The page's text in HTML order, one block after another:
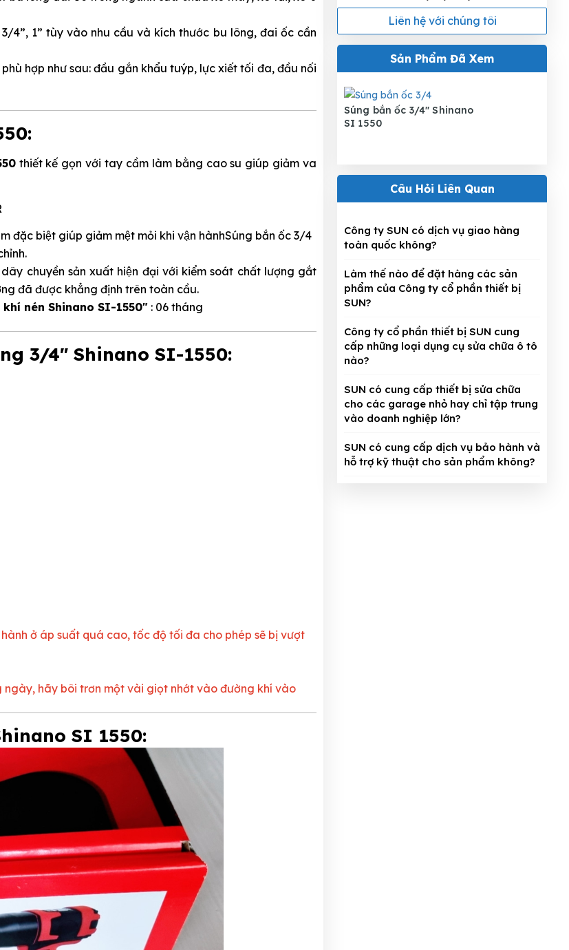
4”, 1” tùy vào nhu cầu và kích thước bu lông, đai ốc cần
hợp như sau: đầu gắn khẩu tuýp, lực xiết tối đa, đầu nối
thiết kế gọn với tay cầm làm bằng cao su giúp giảm va
đặc biệt giúp giảm mệt mỏi khi vận hànhSúng bắn ốc 3/4
chuyền sản xuất hiện đại với kiểm soát chất lượng gắt
đã được khẳng định trên toàn cầu.
nén Shinano SI-1550" : 06 tháng
3/4" Shinano SI-1550:
ở áp suất quá cao, tốc độ tối đa cho phép sẽ bị vượt
ngày, hãy bôi trơn một vài giọt nhớt vào đường khí vào
SI 1550:
Liên hệ với chúng tôi
Sản Phẩm Đã Xem
Súng bắn ốc 3/4" Shinano
SI 1550
Câu Hỏi Liên Quan
Công ty SUN có dịch vụ giao hàng
toàn quốc không?
Làm thế nào để đặt hàng các sản
phẩm của Công ty cổ phần thiết bị
SUN?
Công ty cổ phần thiết bị SUN cung
cấp những loại dụng cụ sửa chữa ô tô
nào?
SUN có cung cấp thiết bị sửa chữa
cho các garage nhỏ hay chỉ tập trung
vào doanh nghiệp lớn?
SUN có cung cấp dịch vụ bảo hành và
hỗ trợ kỹ thuật cho sản phẩm không?